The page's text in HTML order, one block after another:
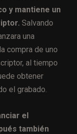
y mantiene un
Salvando
una
compra de uno
al tiempo
obtener
el grabado.
el
también